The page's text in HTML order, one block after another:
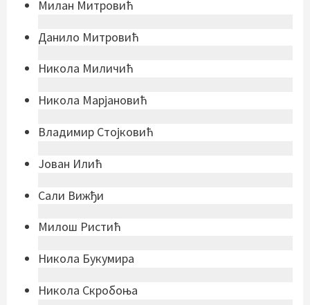
Милан Митровић
Данило Митровић
Никола Миличић
Никола Марјановић
Владимир Стојковић
Јован Илић
Сали Вижђи
Милош Ристић
Никола Букумира
Никола Скробоња